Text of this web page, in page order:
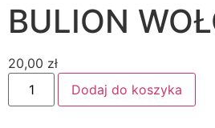
BULION
20,00 zł
Dodaj do koszyka